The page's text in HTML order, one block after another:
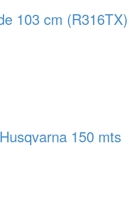
103 cm (R316TX)
150 mts